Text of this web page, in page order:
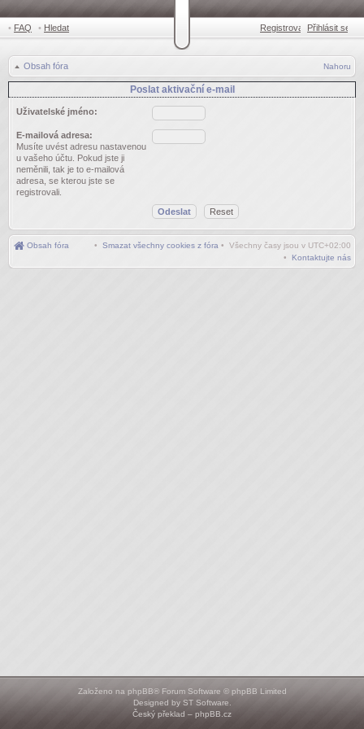
• FAQ • Hledat Registrovat •Přihlásit se
Obsah fóra Nahoru
Poslat aktivační e-mail
Uživatelské jméno:
E-mailová adresa:
Musíte uvést adresu nastavenou
u vašeho účtu. Pokud jste ji
neměnili, tak je to e-mailová
adresa, se kterou jste se
registrovali.
Obsah fóra • Všechny časy jsou v UTC+02:00
• Smazat všechny cookies z fóra
• Kontaktujte nás
Založeno na phpBB® Forum Software © phpBB Limited
Designed by ST Software
Český překlad – phpBB.cz